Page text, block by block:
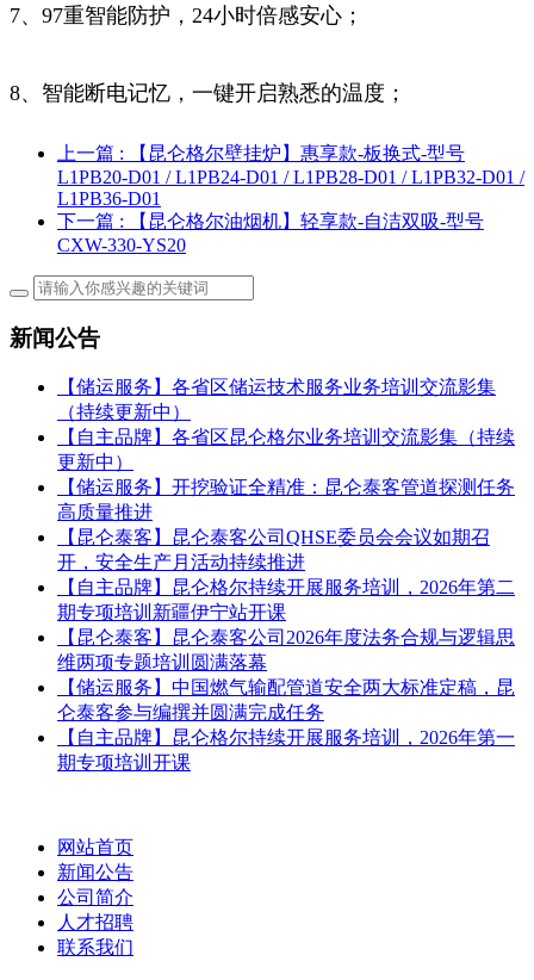
7、97重智能防护，24小时倍感安心；
8、智能断电记忆，一键开启熟悉的温度；
上一篇 : 【昆仑格尔壁挂炉】惠享款-板换式-型号
L1PB20-D01 / L1PB24-D01 / L1PB28-D01 / L1PB32-D01 /
L1PB36-D01
下一篇 : 【昆仑格尔油烟机】轻享款-自洁双吸-型号
CXW-330-YS20
新闻公告
【储运服务】各省区储运技术服务业务培训交流影集
（持续更新中）
【自主品牌】各省区昆仑格尔业务培训交流影集（持续
更新中）
【储运服务】开挖验证全精准：昆仑泰客管道探测任务
高质量推进
【昆仑泰客】昆仑泰客公司QHSE委员会会议如期召
开，安全生产月活动持续推进
【自主品牌】昆仑格尔持续开展服务培训，2026年第二
期专项培训新疆伊宁站开课
【昆仑泰客】昆仑泰客公司2026年度法务合规与逻辑思
维两项专题培训圆满落幕
【储运服务】中国燃气输配管道安全两大标准定稿，昆
仑泰客参与编撰并圆满完成任务
【自主品牌】昆仑格尔持续开展服务培训，2026年第一
期专项培训开课
网站首页
新闻公告
公司简介
人才招聘
联系我们